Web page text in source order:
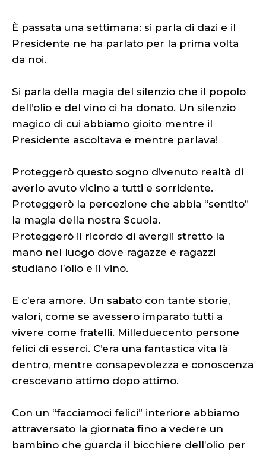
È passata una settimana: si parla di dazi e il
Presidente ne ha parlato per la prima volta
da noi.
Si parla della magia del silenzio che il popolo
dell’olio e del vino ci ha donato. Un silenzio
magico di cui abbiamo gioito mentre il
Presidente ascoltava e mentre parlava!
Proteggerò questo sogno divenuto realtà di
averlo avuto vicino a tutti e sorridente.
Proteggerò la percezione che abbia “sentito”
la magia della nostra Scuola.
Proteggerò il ricordo di avergli stretto la
mano nel luogo dove ragazze e ragazzi
studiano l’olio e il vino.
E c’era amore. Un sabato con tante storie,
valori, come se avessero imparato tutti a
vivere come fratelli. Milleduecento persone
felici di esserci. C’era una fantastica vita là
dentro, mentre consapevolezza e conoscenza
crescevano attimo dopo attimo.
Con un “facciamoci felici” interiore abbiamo
attraversato la giornata fino a vedere un
bambino che guarda il bicchiere dell’olio per